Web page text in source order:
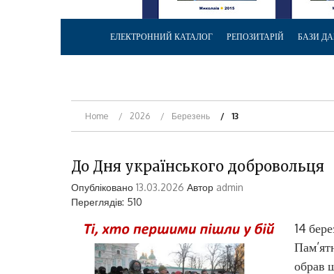
ЕЛЕКТРОННИЙ КАТАЛОГ РЕПОЗИТАРІЙ БАЗИ
Home 2026 Березень 13
До Дня українського добровольця
Опубліковано 13.03.2026 Автор admin
Переглядів: 510
14
обрав